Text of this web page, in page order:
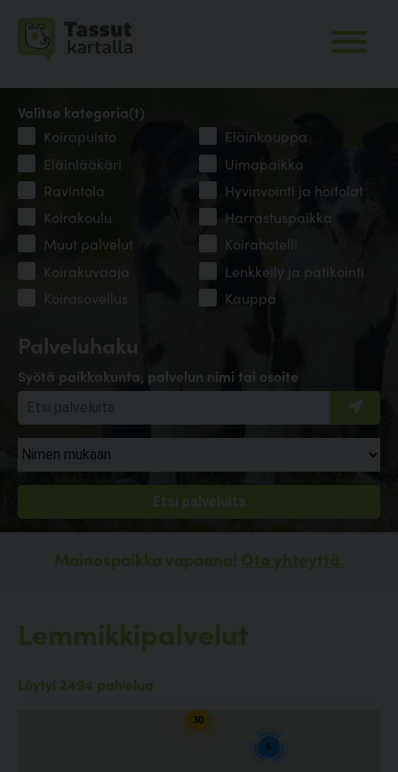
Palveluhaku
Syötä paikkakunta, palvelun nimi tai osoite
Valitse kategoria(t)
Koirapuisto
Eläinkauppa
Eläinlääkäri
Uimapaikka
Ravintola
Hyvinvointi ja hoitolat
Koirakoulu
Harrastuspaikka
Muut palvelut
Koirahotelli
Koirakuvaaja
Lenkkeily ja patikointi
Koirasovellus
Kauppa
Mainospaikka vapaana! Ota yhteyttä.
Lemmikkipalvelut
Löytyi 2494 palvelua
6
30